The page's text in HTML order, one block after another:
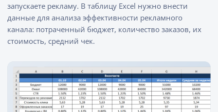
запускаете рекламу. В таблицу Excel нужно внести
данные для анализа эффективности рекламного
канала: потраченный бюджет, количество заказов, их
стоимость, средний чек.